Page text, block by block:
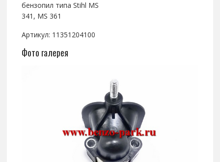
бензопил типа Stihl MS
341, MS 361
Артикул: 11351204100
Фото галерея